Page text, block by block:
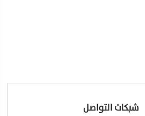
شبكات التواصل